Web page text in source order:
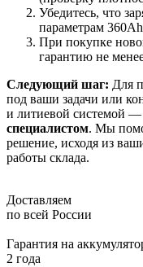
Убедитесь, что
параметрам
При покупке
гарантию не
Следующий шаг: Для
под ваши задачи или
и литиевой системой —
специалистом. Мы
решение, исходя из
работы склада.
Доставляем
по всей России
Гарантия на
2 года